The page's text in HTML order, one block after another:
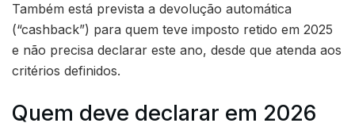
Também está prevista a devolução automática
(“cashback”) para quem teve imposto retido em 2025
e não precisa declarar este ano, desde que atenda aos
critérios definidos.
Quem deve declarar em 2026